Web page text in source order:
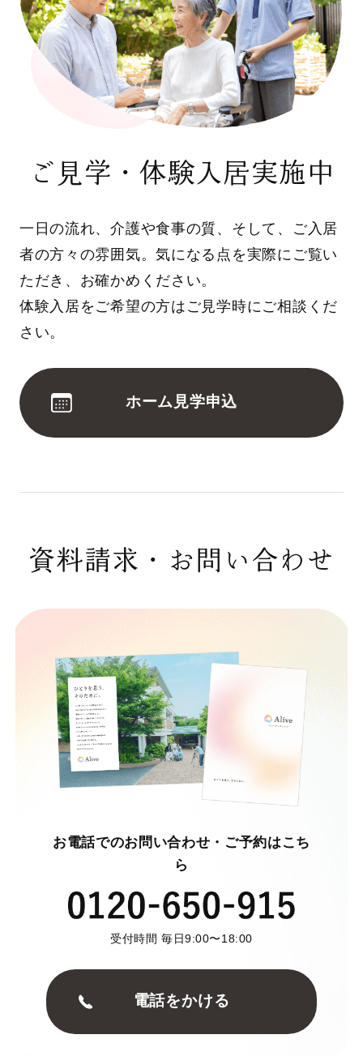
ご見学・体験入居実施中
一日の流れ、介護や食事の質、そして、ご入居
者の方々の雰囲気。気になる点を実際にご覧い
ただき、お確かめください。
体験入居をご希望の方はご見学時にご相談くだ
さい。
ホーム見学申込
資料請求・お問い合わせ
お電話でのお問い合わせ・ご予約はこち
ら
受付時間 毎日9:00〜18:00
電話をかける